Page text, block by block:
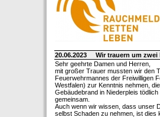
20.06.2023
Wir trauern um
Sehr geehrte Damen und Herren,
mit großer Trauer mussten wir den
Feuerwehrmannes der Freiwilligen
Westfalen) zur Kenntnis nehmen,
Gebäudebrand in Niederpleis
gemeinsam.
Auch wenn wir wissen, dass unser
selbst Schaden zu nehmen, ist dies